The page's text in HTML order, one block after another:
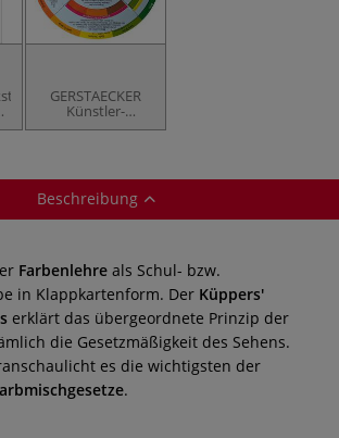
GERSTAECKER
Künstler-
Farbmischscheibe
Beschreibung
Farbenlehre als Schul- bzw.
in Klappkartenform. Der Küppers'
erklärt das übergeordnete Prinzip der
die Gesetzmäßigkeit des Sehens.
es die wichtigsten der
.